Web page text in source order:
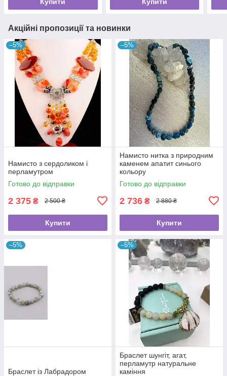
Акційні пропозиції та новинки
–5%
Намисто з сердоликом і
перламутром
Готово до відправки
2 375 ₴ 2 500 ₴
Купити
–5%
Намисто нитка з природним
каменем апатит синього
кольору
Готово до відправки
2 736 ₴ 2 880 ₴
Купити
–5%
Браслет із Лабрадором
–5%
Браслет шунгіт, агат,
перламутр натуральне
каміння